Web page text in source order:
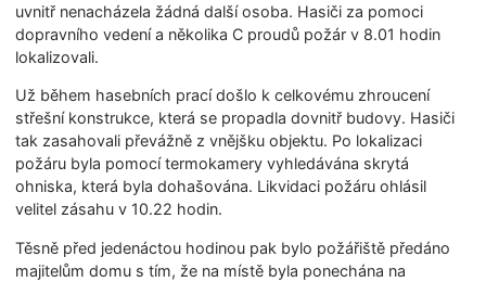
uvnitř nenacházela žádná další osoba. Hasiči za pomoci
dopravního vedení a několika C proudů požár v 8.01 hodin
lokalizovali.
Už během hasebních prací došlo k celkovému zhroucení
střešní konstrukce, která se propadla dovnitř budovy. Hasiči
tak zasahovali převážně z vnějšku objektu. Po lokalizaci
požáru byla pomocí termokamery vyhledávána skrytá
ohniska, která byla dohašována. Likvidaci požáru ohlásil
velitel zásahu v 10.22 hodin.
Těsně před jedenáctou hodinou pak bylo požářiště předáno
majitelům domu s tím, že na místě byla ponechána na